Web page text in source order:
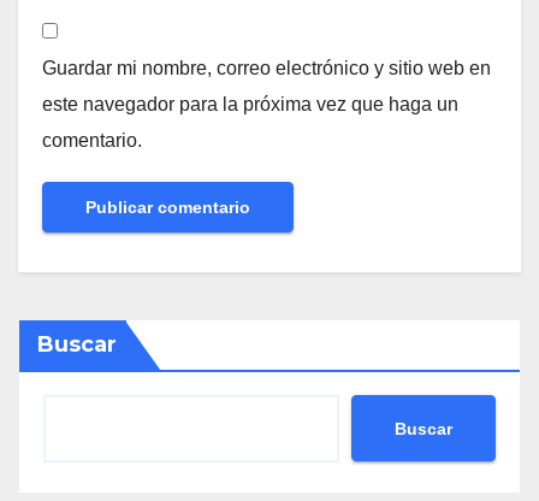
Guardar mi nombre, correo electrónico y sitio web en
este navegador para la próxima vez que haga un
comentario.
Buscar
Buscar